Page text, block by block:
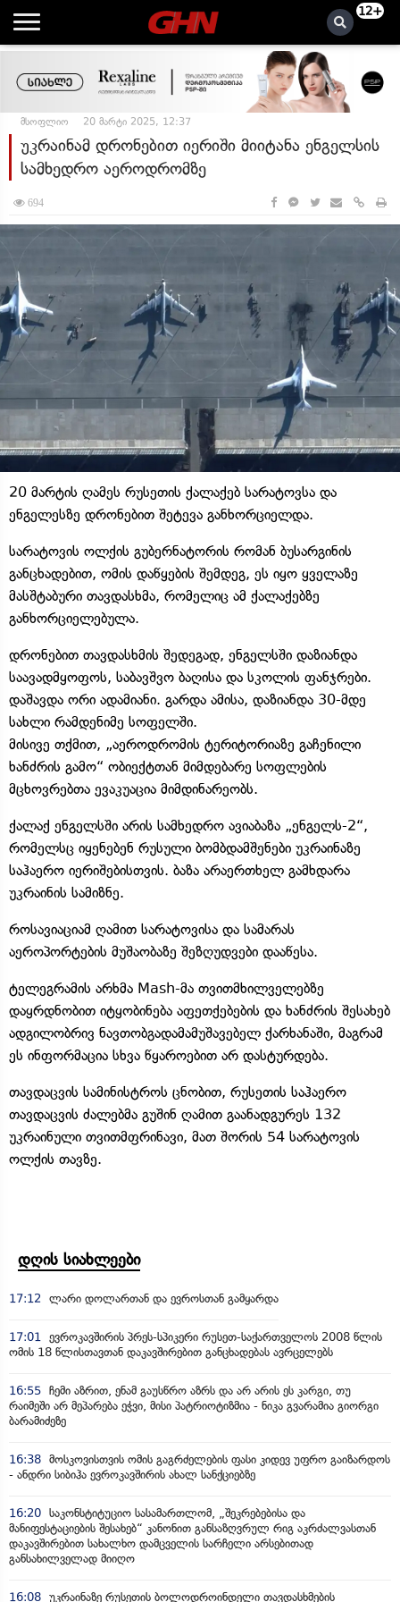
12+
მსოფლიო 20 მარტი 2025, 12:37
უკრაინამ დრონებით იერიში მიიტანა ენგელსის
სამხედრო აეროდრომზე
694
20 მარტის ღამეს რუსეთის ქალაქებ სარატოვსა და
ენგელესზე დრონებით შეტევა განხორციელდა.
სარატოვის ოლქის გუბერნატორის რომან ბუსარგინის
განცხადებით, ომის დაწყების შემდეგ, ეს იყო ყველაზე
მასშტაბური თავდასხმა, რომელიც ამ ქალაქებზე
განხორციელებულა.
დრონებით თავდასხმის შედეგად, ენგელსში დაზიანდა
საავადმყოფოს, საბავშვო ბაღისა და სკოლის ფანჯრები.
დაშავდა ორი ადამიანი. გარდა ამისა, დაზიანდა 30-მდე
სახლი რამდენიმე სოფელში.
მისივე თქმით, „აეროდრომის ტერიტორიაზე გაჩენილი
ხანძრის გამო“ ობიექტთან მიმდებარე სოფლების
მცხოვრებთა ევაკუაცია მიმდინარეობს.
ქალაქ ენგელსში არის სამხედრო ავიაბაზა „ენგელს-2“,
რომელსც იყენებენ რუსული ბომბდამშენები უკრაინაზე
საჰაერო იერიშებისთვის. ბაზა არაერთხელ გამხდარა
უკრაინის სამიზნე.
როსავიაციამ ღამით სარატოვისა და სამარას
აეროპორტების მუშაობაზე შეზღუდვები დააწესა.
ტელეგრამის არხმა Mash-მა თვითმხილველებზე
დაყრდნობით იტყობინება აფეთქებების და ხანძრის შესახებ
ადგილობრივ ნავთობგადამამუშავებელ ქარხანაში, მაგრამ
ეს ინფორმაცია სხვა წყაროებით არ დასტურდება.
თავდაცვის სამინისტროს ცნობით, რუსეთის საჰაერო
თავდაცვის ძალებმა გუშინ ღამით გაანადგურეს 132
უკრაინული თვითმფრინავი, მათ შორის 54 სარატოვის
ოლქის თავზე.
დღის სიახლეები
17:12 ლარი დოლართან და ევროსთან გამყარდა
17:01 ევროკავშირის პრეს-სპიკერი რუსეთ-საქართველოს 2008 წლის
ომის 18 წლისთავთან დაკავშირებით განცხადებას ავრცელებს
16:55 ჩემი აზრით, ენამ გაუსწრო აზრს და არ არის ეს კარგი, თუ
რაიმეში არ მეპარება ეჭვი, მისი პატრიოტიზმია - ნიკა გვარამია გიორგი
ბარამიძეზე
16:38 მოსკოვისთვის ომის გაგრძელების ფასი კიდევ უფრო გაიზარდოს
- ანდრი სიბიჰა ევროკავშირის ახალ სანქციებზე
16:20 საკონსტიტუციო სასამართლომ, „შეკრებებისა და
მანიფესტაციების შესახებ“ კანონით განსაზღვრულ რიგ აკრძალვასთან
დაკავშირებით სახალხო დამცველის სარჩელი არსებითად
განსახილველად მიიღო
16:08 უკრაინაზე რუსეთის ბოლოდროინდელი თავდასხმების